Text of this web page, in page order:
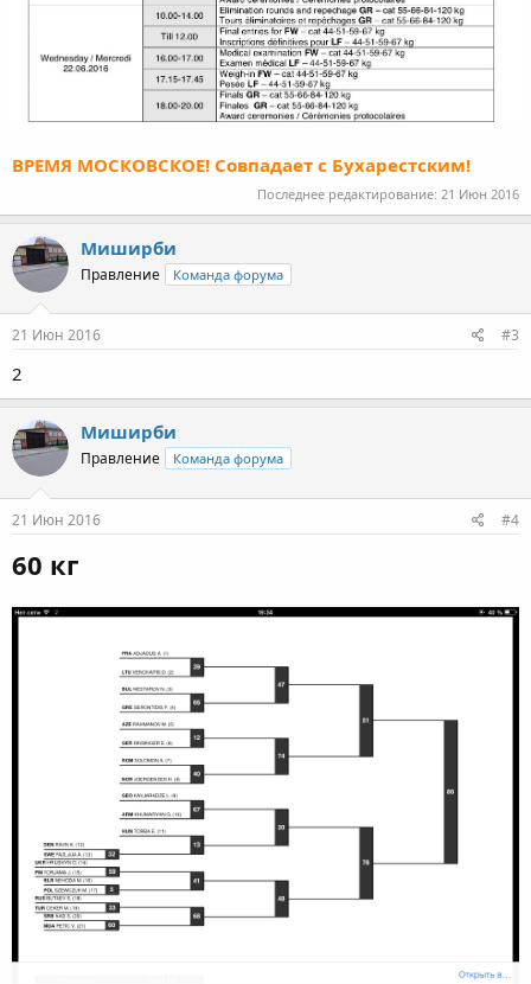
ВРЕМЯ МОСКОВСКОЕ! Совпадает с Бухарестским!
Последнее редактирование: 21 Июн 2016
Миширби
Правление Команда форума
21 Июн 2016 #3
2
Миширби
Правление Команда форума
21 Июн 2016 #4
60 кг